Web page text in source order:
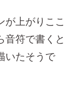
が上がりここ
音符で書くと
いたそうで